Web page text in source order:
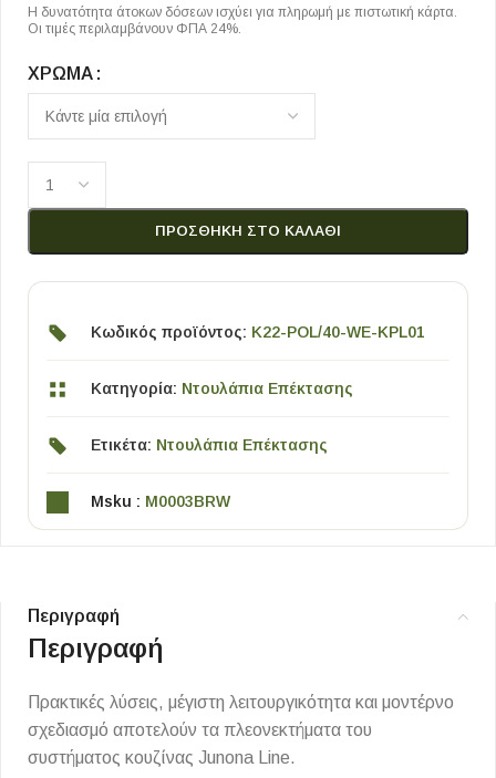
Η δυνατότητα άτοκων δόσεων ισχύει για πληρωμή με πιστωτική κάρτα.
Οι τιμές περιλαμβάνουν ΦΠΑ 24%.
ΧΡΏΜΑ
ΠΡΟΣΘΉΚΗ ΣΤΟ ΚΑΛΆΘΙ
Κωδικός προϊόντος: K22-POL/40-WE-KPL01
Κατηγορία: Ντουλάπια Επέκτασης
Ετικέτα: Ντουλάπια Επέκτασης
Msku : M0003BRW
Περιγραφή
Περιγραφή
Πρακτικές λύσεις, μέγιστη λειτουργικότητα και μοντέρνο
σχεδιασμό αποτελούν τα πλεονεκτήματα του
συστήματος κουζίνας Junona Line.